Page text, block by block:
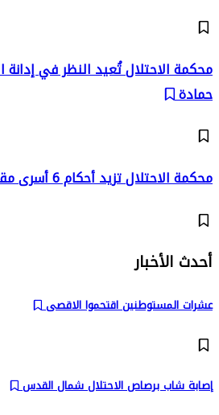
محكمة الاحتلال تُعيد النظر في
حمادة
محكمة الاحتلال تزيد أحكام 6 أسرى مقدسيين
أحدث الأخبار
عشرات المستوطنين اقتحموا الاقصى
إصابة شاب برصاص الاحتلال شمال القدس